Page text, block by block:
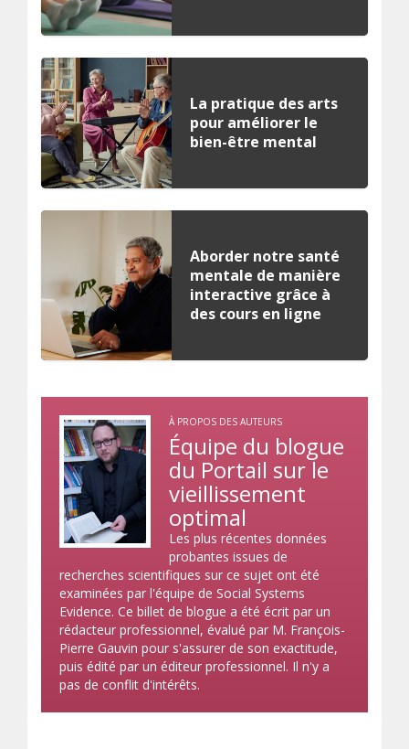
La pratique des arts
pour améliorer le
bien-être mental
Aborder notre santé
mentale de manière
interactive grâce à
des cours en ligne
À PROPOS DES AUTEURS
Équipe du blogue
du Portail sur le
vieillissement
optimal
Les plus récentes données
probantes issues de
recherches scientifiques sur ce sujet ont été
examinées par l'équipe de Social Systems
Evidence. Ce billet de blogue a été écrit par un
rédacteur professionnel, évalué par M. François-
Pierre Gauvin pour s'assurer de son exactitude,
puis édité par un éditeur professionnel. Il n'y a
pas de conflit d'intérêts.